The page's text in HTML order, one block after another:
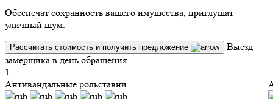
Обеспечат сохранность вашего имущества, приглушат
уличный шум.
Рассчитать стоимость и получить предложение
Выезд
замерщика в день обращения
1
Антивандальные рольставни